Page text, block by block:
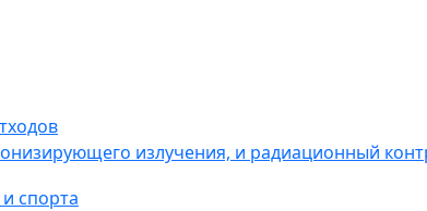
излучения, и радиационный
спорта